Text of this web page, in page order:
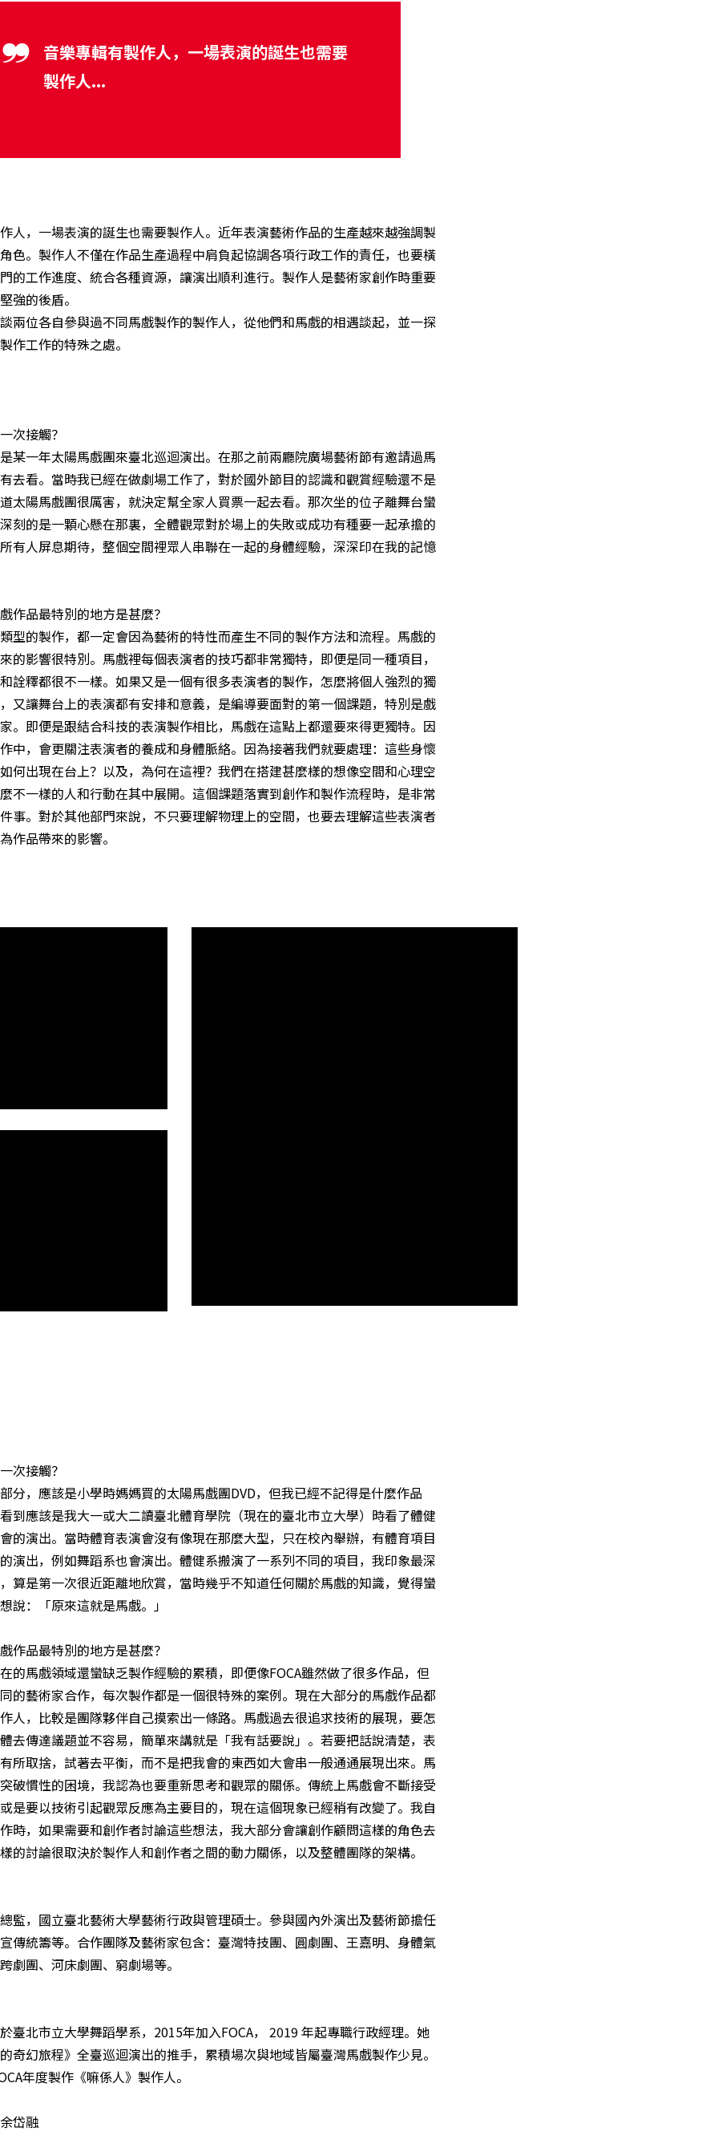
音樂專輯有製作人，一場表演的誕生也需要
製作人...
人，一場表演的誕生也需要製作人。近年表演藝術作品的生產越來越強調製
色。製作人不僅在作品生產過程中肩負起協調各項行政工作的責任，也要橫
的工作進度、統合各種資源，讓演出順利進行。製作人是藝術家創作時重要
強的後盾。
兩位各自參與過不同馬戲製作的製作人，從他們和馬戲的相遇談起，並一探
作工作的特殊之處。
次接觸？
某一年太陽馬戲團來臺北巡迴演出。在那之前兩廳院廣場藝術節有邀請過馬
去看。當時我已經在做劇場工作了，對於國外節目的認識和觀賞經驗還不是
太陽馬戲團很厲害，就決定幫全家人買票一起去看。那次坐的位子離舞台蠻
刻的是一顆心懸在那裏，全體觀眾對於場上的失敗或成功有種要一起承擔的
人屏息期待，整個空間裡眾人串聯在一起的身體經驗，深深印在我的記憶
作品最特別的地方是甚麼？
型的製作，都一定會因為藝術的特性而產生不同的製作方法和流程。馬戲的
的影響很特別。馬戲裡每個表演者的技巧都非常獨特，即便是同一種項目，
詮釋都很不一樣。如果又是一個有很多表演者的製作，怎麼將個人強烈的獨
又讓舞台上的表演都有安排和意義，是編導要面對的第一個課題，特別是戲
。即便是跟結合科技的表演製作相比，馬戲在這點上都還要來得更獨特。因
中，會更關注表演者的養成和身體脈絡。因為接著我們就要處理：這些身懷
何出現在台上？以及，為何在這裡？我們在搭建甚麼樣的想像空間和心理空
不一樣的人和行動在其中展開。這個課題落實到創作和製作流程時，是非常
事。對於其他部門來說，不只要理解物理上的空間，也要去理解這些表演者
作品帶來的影響。
次接觸？
分，應該是小學時媽媽買的太陽馬戲團DVD，但我已經不記得是什麼作品
到應該是我大一或大二讀臺北體育學院（現在的臺北市立大學）時看了體健
的演出。當時體育表演會沒有像現在那麼大型，只在校內舉辦，有體育項目
演出，例如舞蹈系也會演出。體健系搬演了一系列不同的項目，我印象最深
算是第一次很近距離地欣賞，當時幾乎不知道任何關於馬戲的知識，覺得蠻
說：「原來這就是馬戲。」
作品最特別的地方是甚麼？
的馬戲領域還蠻缺乏製作經驗的累積，即便像FOCA雖然做了很多作品，但
的藝術家合作，每次製作都是一個很特殊的案例。現在大部分的馬戲作品都
人，比較是團隊夥伴自己摸索出一條路。馬戲過去很追求技術的展現，要怎
去傳達議題並不容易，簡單來講就是「我有話要說」。若要把話說清楚，表
所取捨，試著去平衡，而不是把我會的東西如大會串一般通通展現出來。馬
破慣性的困境，我認為也要重新思考和觀眾的關係。傳統上馬戲會不斷接受
是要以技術引起觀眾反應為主要目的，現在這個現象已經稍有改變了。我自
時，如果需要和創作者討論這些想法，我大部分會讓創作顧問這樣的角色去
的討論很取決於製作人和創作者之間的動力關係，以及整體團隊的架構。
監，國立臺北藝術大學藝術行政與管理碩士。參與國內外演出及藝術節擔任
傳統籌等。合作團隊及藝術家包含：臺灣特技團、圓劇團、王嘉明、身體氣
劇團、河床劇團、窮劇場等。
臺北市立大學舞蹈學系，2015年加入FOCA， 2019 年起專職行政經理。她
奇幻旅程》全臺巡迴演出的推手，累積場次與地域皆屬臺灣馬戲製作少見。
年度製作《嘛係人》製作人。
岱融